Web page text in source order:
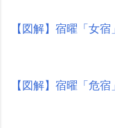
【図解】宿曜「女
【図解】宿曜「危